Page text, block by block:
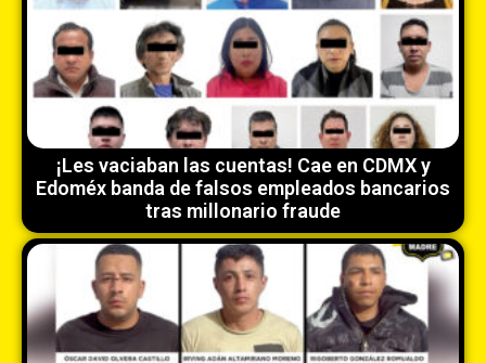
¡Les vaciaban las cuentas! Cae en CDMX y
Edoméx banda de falsos empleados bancarios
tras millonario fraude